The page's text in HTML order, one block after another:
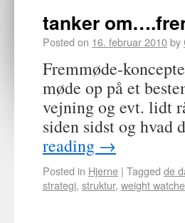
tanker
Posted on 16. februar 2010by
Fremmøde-
møde op på et
vejning og evt. lidt
siden sidst og
reading →
Posted in Hjerne | Tagged de
strategi, struktur, weight